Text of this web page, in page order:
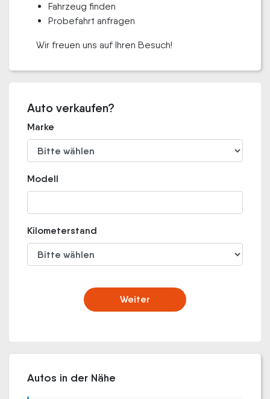
Fahrzeug finden
Probefahrt anfragen
Wir freuen uns auf Ihren Besuch!
Auto verkaufen?
Marke
Modell
Kilometerstand
Weiter
Autos in der Nähe